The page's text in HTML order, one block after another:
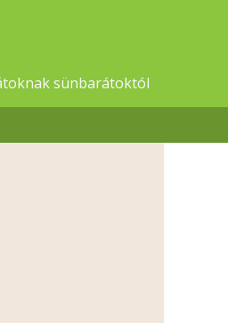
sünbarátoktól